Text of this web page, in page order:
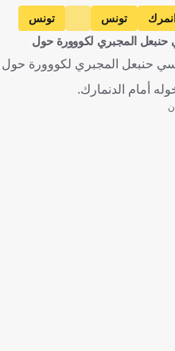
تونس
تونس
حنبعل المجبري لكووورة حول
حنبعل المجبري لكووورة حول
أمام الدنمارك.